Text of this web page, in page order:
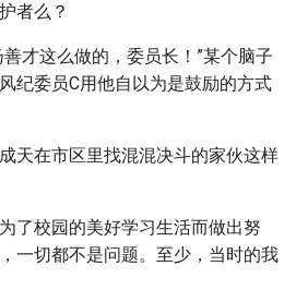
者么？
才这么做的，委员长！”某个脑子
纪委员C用他自以为是鼓励的方式
天在市区里找混混决斗的家伙这样
了校园的美好学习生活而做出努
一切都不是问题。至少，当时的我